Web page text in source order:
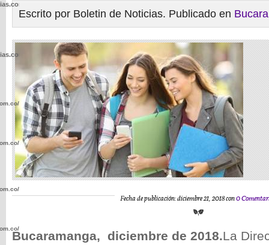
Escrito por Boletin de Noticias. Publicado en
Fecha de publicación: diciembre 21, 2018 con0
Bucaramanga, diciembre de 2018.La
wp-
wp-
wp-
wp-
wp-
wp-